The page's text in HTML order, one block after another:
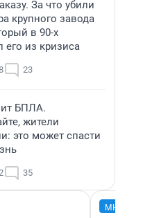
За что убили
крупного завода
в 90-х
из кризиса
23
БПЛА.
жители
это может спасти
35